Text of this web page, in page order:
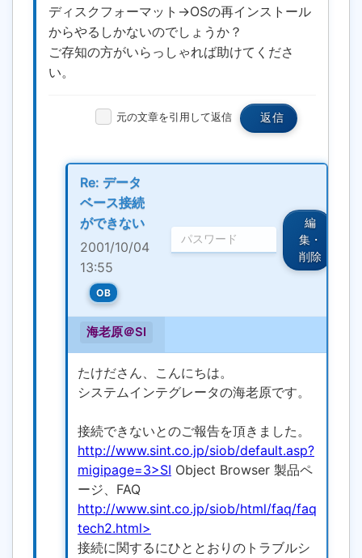
ディスクフォーマット→OSの再インストール
からやるしかないのでしょうか？
ご存知の方がいらっしゃれば助けてくださ
い。
元の文章を引用して返信 返信
Re: データ
ベース接続
ができない
2001/10/04
13:55
OB
編
集・
削除
海老原＠SI
たけださん、こんにちは。
システムインテグレータの海老原です。
接続できないとのご報告を頂きました。
http://www.sint.co.jp/siob/default.asp?
migipage=3>SI Object Browser 製品ペ
ージ、FAQ
http://www.sint.co.jp/siob/html/faq/faq
tech2.html>
接続に関するにひととおりのトラブルシ